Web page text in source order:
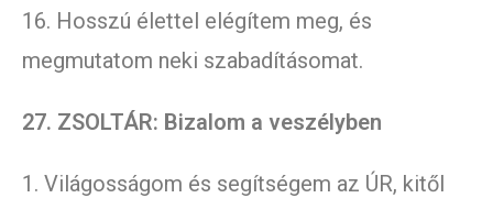
16. Hosszú élettel elégítem meg, és
megmutatom neki szabadításomat.
27. ZSOLTÁR: Bizalom a veszélyben
1. Világosságom és segítségem az ÚR, kitől